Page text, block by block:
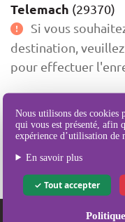
Nous utilisons des cookies
qui vous est présenté, afin
expérience d’utilisation de
En savoir plus
Tout accepter
Telemach (29370)
Si vous
destination,
pour effectuer
La portabilité est
destination.
Dernière mise à jour le